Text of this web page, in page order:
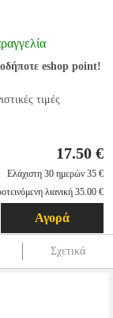
eshop point!
τιμές
17.50 €
Ελάχιστη 30 ημερών 35 €
λιανική 35.00 €
Αγορά
Σχετικά